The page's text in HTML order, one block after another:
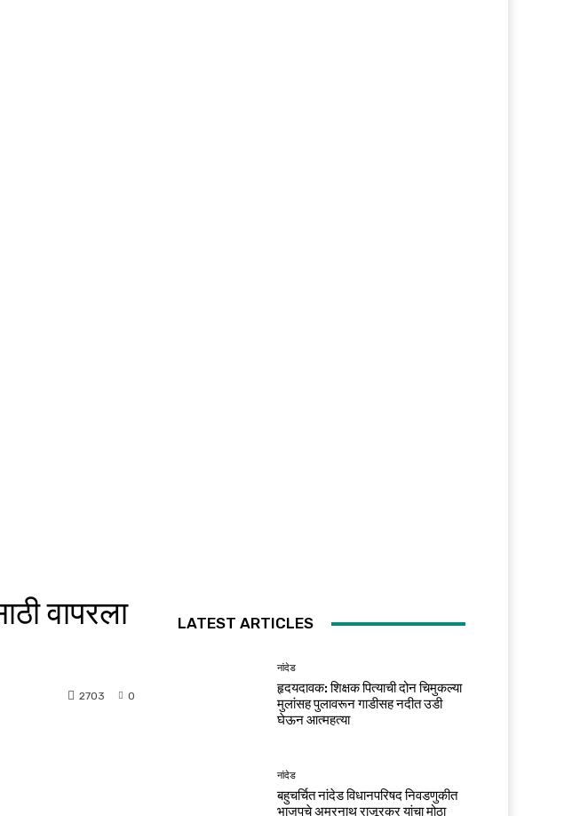
वापरला
0
2703
LATEST ARTICLES
नांदेड
हृदयदावक: शिक्षक पित्याची दोन चिमुकल्या
मुलांसह पुलावरून गाडीसह नदीत उडी
घेऊन आत्महत्या
नांदेड
बहुचर्चित नांदेड विधानपरिषद निवडणुकीत
भाजपचे अमरनाथ राजूरकर यांचा मोठा